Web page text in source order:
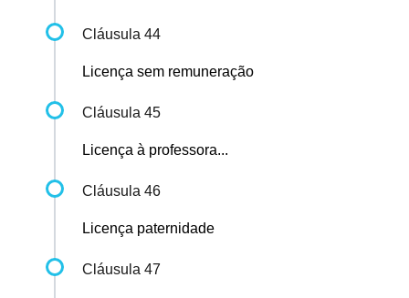
Cláusula 44
Licença sem remuneração
Cláusula 45
Licença à professora...
Cláusula 46
Licença paternidade
Cláusula 47